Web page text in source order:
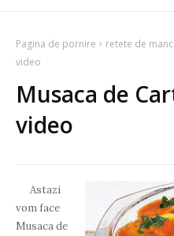
Pagina de pornire retete de
video
Musaca de
video
Astazi
vom face
Musaca de